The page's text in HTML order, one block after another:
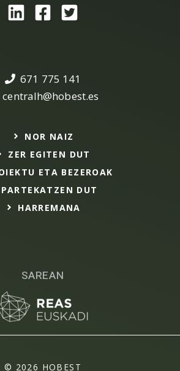
SAREAN
671 775 141
centralh@hobest.es
NOR NAIZ
ZER EGITEN DUT
ETA BEZEROAK
PARTEKATZEN DUT
HARREMANA
© 2026 HOBEST